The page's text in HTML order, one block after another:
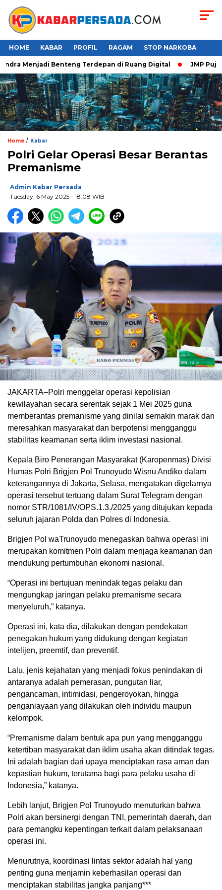
HOME KABAR PROFIL RAGAM STOP NARKOBA
Menjadi Benteng Terdepan di Ruang Digital JMP Puji
Home / Kabar
Polri Gelar Operasi Besar Berantas
Premanisme
Admin Kabar Persada
Tuesday, 6 May 2025 - 18:08 WIB
JAKARTA–Polri menggelar operasi kepolisian
kewilayahan secara serentak sejak 1 Mei 2025 guna
memberantas premanisme yang dinilai semakin marak dan
meresahkan masyarakat dan berpotensi mengganggu
stabilitas keamanan serta iklim investasi nasional.
Kepala Biro Penerangan Masyarakat (Karopenmas) Divisi
Humas Polri Brigjen Pol Trunoyudo Wisnu Andiko dalam
keterangannya di Jakarta, Selasa, mengatakan digelarnya
operasi tersebut tertuang dalam Surat Telegram dengan
nomor STR/1081/IV/OPS.1.3./2025 yang ditujukan kepada
seluruh jajaran Polda dan Polres di Indonesia.
Brigjen Pol waTrunoyudo menegaskan bahwa operasi ini
merupakan komitmen Polri dalam menjaga keamanan dan
mendukung pertumbuhan ekonomi nasional.
“Operasi ini bertujuan menindak tegas pelaku dan
mengungkap jaringan pelaku premanisme secara
menyeluruh,” katanya.
Operasi ini, kata dia, dilakukan dengan pendekatan
penegakan hukum yang didukung dengan kegiatan
intelijen, preemtif, dan preventif.
Lalu, jenis kejahatan yang menjadi fokus penindakan di
antaranya adalah pemerasan, pungutan liar,
pengancaman, intimidasi, pengeroyokan, hingga
penganiayaan yang dilakukan oleh individu maupun
kelompok.
“Premanisme dalam bentuk apa pun yang mengganggu
ketertiban masyarakat dan iklim usaha akan ditindak tegas.
Ini adalah bagian dari upaya menciptakan rasa aman dan
kepastian hukum, terutama bagi para pelaku usaha di
Indonesia,” katanya.
Lebih lanjut, Brigjen Pol Trunoyudo menuturkan bahwa
Polri akan bersinergi dengan TNI, pemerintah daerah, dan
para pemangku kepentingan terkait dalam pelaksanaan
operasi ini.
Menurutnya, koordinasi lintas sektor adalah hal yang
penting guna menjamin keberhasilan operasi dan
menciptakan stabilitas jangka panjang***